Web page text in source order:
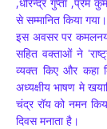
से सम्मानित किया गया।
इस अवसर पर कमलनय
सहित वक्ताओं ने
व्यक्त किए और कहा
अध्यक्षीय भाषण मे
चंद्र रॉय को नमन
दिवस मनाता है।